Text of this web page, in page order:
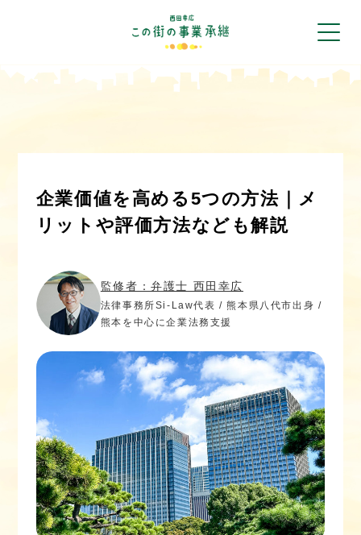
企業価値を高める5つの方法｜メ
リットや評価方法なども解説
監修者：弁護士 西田幸広
法律事務所Si-Law代表 / 熊本県八代市出身 /
熊本を中心に企業法務支援